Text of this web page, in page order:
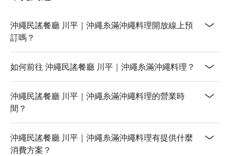
沖繩民謠餐廳 川平｜沖繩糸滿沖繩料理開放線上預
訂嗎？
如何前往 沖繩民謠餐廳 川平｜沖繩糸滿沖繩料理？
沖繩民謠餐廳 川平｜沖繩糸滿沖繩料理的營業時
間？
沖繩民謠餐廳 川平｜沖繩糸滿沖繩料理有提供什麼
消費方案？